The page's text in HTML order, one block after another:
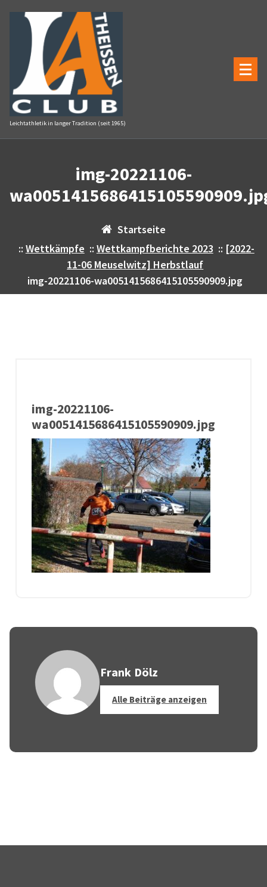
Inhalt
springen
Leichtathletik in langer Tradition (seit 1965)
img-20221106-
Startseite
:: Wettkämpfe :: Wettkampfberichte 2023 :: [2022-
11-06 Meuselwitz] Herbstlauf
img-20221106-wa0051415686415105590909.jpg
img-20221106-
wa0051415686415105590909.jpg
Frank Dölz
Alle Beiträge anzeigen